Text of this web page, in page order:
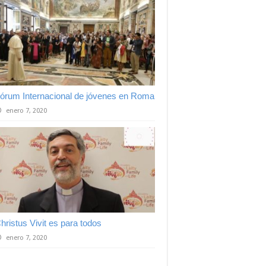
Internacional de jóvenes en Roma
enero 7, 2020
Vivit es para todos
enero 7, 2020